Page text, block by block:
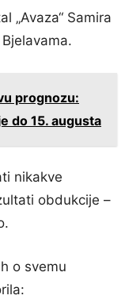
„Avaza“ Samira
prognozu:
do 15. augusta
nikakve
obdukcije –
o svemu